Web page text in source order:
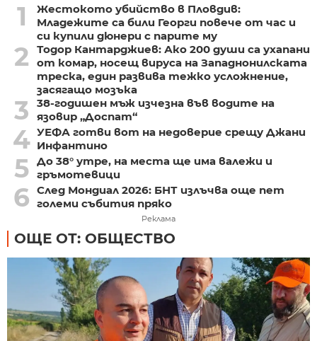
1
Жестокото убийство в Пловдив:
Младежите са били Георги повече от час и
си купили дюнери с парите му
2
Тодор Кантарджиев: Ако 200 души са ухапани
от комар, носещ вируса на Западнонилската
треска, един развива тежко усложнение,
засягащо мозъка
3
38-годишен мъж изчезна във водите на
язовир „Доспат“
4 УЕФА готви вот на недоверие срещу Джани
Инфантино
5 До 38° утре, на места ще има валежи и
гръмотевици
6 След Мондиал 2026: БНТ излъчва още пет
големи събития пряко
Реклама
ОЩЕ ОТ: ОБЩЕСТВО